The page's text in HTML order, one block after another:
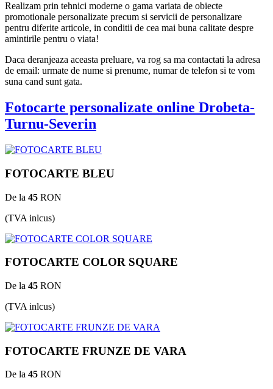
Realizam prin tehnici moderne o gama variata de obiecte
promotionale personalizate precum si servicii de personalizare
pentru diferite articole, in conditii de cea mai buna calitate despre
amintirile pentru o viata!
Daca deranjeaza aceasta preluare, va rog sa ma contactati la adresa
de email: urmate de nume si prenume, numar de telefon si te vom
suna cand sunt gata.
Fotocarte personalizate online Drobeta-
Turnu-Severin
FOTOCARTE BLEU
De la 45 RON
(TVA inlcus)
FOTOCARTE COLOR SQUARE
De la 45 RON
(TVA inlcus)
FOTOCARTE FRUNZE DE VARA
De la 45 RON